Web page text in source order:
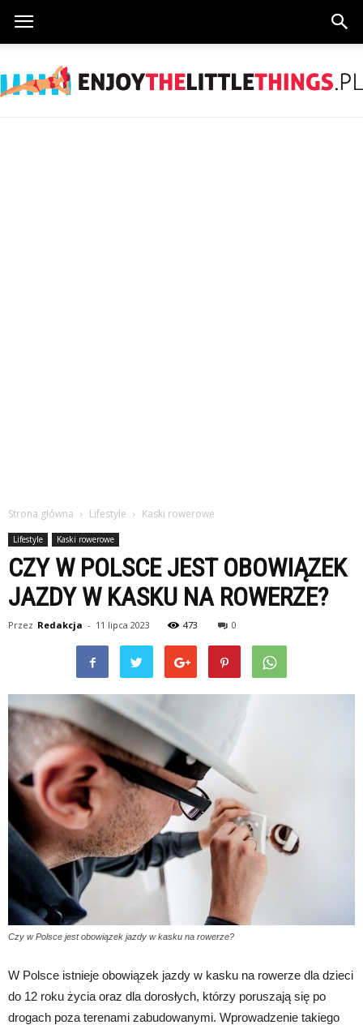
Strona główna Lifestyle Kaski rowerowe
Lifestyle Kaski rowerowe
CZY W POLSCE JEST OBOWIĄZEK
JAZDY W KASKU NA ROWERZE?
Przez Redakcja - 11 lipca 2023 473 0
Czy w Polsce jest obowiązek jazdy w kasku na rowerze?
W Polsce istnieje obowiązek jazdy w kasku na rowerze dla dzieci
do 12 roku życia oraz dla dorosłych, którzy poruszają się po
drogach poza terenami zabudowanymi. Wprowadzenie takiego